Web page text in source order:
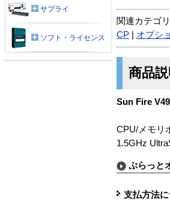
関連カテゴリ
CP
オプシ
商品説
Sun Fire
CPU/メモリ
1.5GHz
ぷらっと
支払方法
サプライ
ソフト・ライセンス